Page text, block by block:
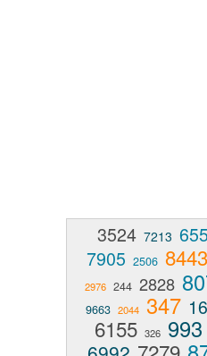
3524 7213 655
7905 2506 8443
2976 244 2828
9663 2044 347
6155 326 993